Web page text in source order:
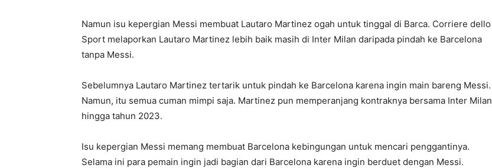
Namun isu kepergian Messi membuat Lautaro Martinez ogah untuk tinggal di Barca. Corriere dello
Sport melaporkan Lautaro Martinez lebih baik masih di Inter Milan daripada pindah ke Barcelona
tanpa Messi.
Sebelumnya Lautaro Martinez tertarik untuk pindah ke Barcelona karena ingin main bareng Messi.
Namun, itu semua cuman mimpi saja. Martinez pun memperanjang kontraknya bersama Inter Milan
hingga tahun 2023.
Isu kepergian Messi memang membuat Barcelona kebingungan untuk mencari penggantinya.
Selama ini para pemain ingin jadi bagian dari Barcelona karena ingin berduet dengan Messi.